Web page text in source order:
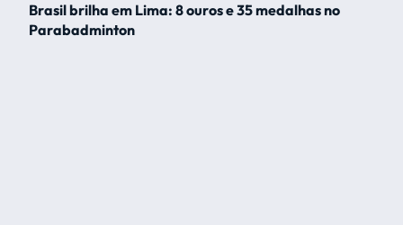
Brasil brilha em Lima: 8 ouros e 35 medalhas no
Parabadminton